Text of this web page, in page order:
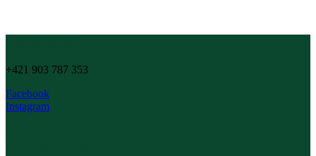
+421 903 787 353
Facebook
Instagram